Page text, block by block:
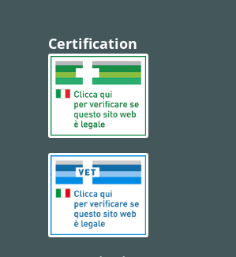
Certification